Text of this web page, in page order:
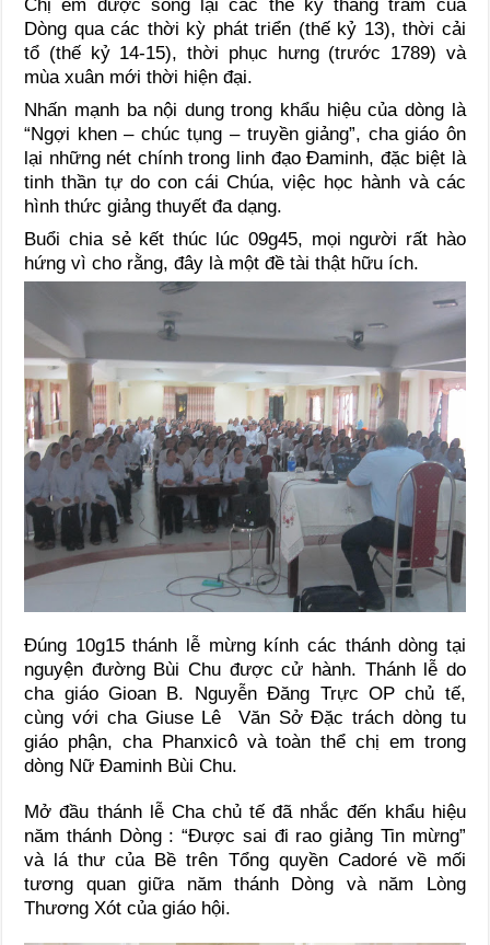
Chị em được sống lại các thế kỷ thăng trầm của
Dòng qua các thời kỳ phát triển (thế kỷ 13), thời cải
tổ (thế kỷ 14-15), thời phục hưng (trước 1789) và
mùa xuân mới thời hiện đại.
Nhấn mạnh ba nội dung trong khẩu hiệu của dòng là
“Ngợi khen – chúc tụng – truyền giảng”, cha giáo ôn
lại những nét chính trong linh đạo Đaminh, đặc biệt là
tinh thần tự do con cái Chúa, việc học hành và các
hình thức giảng thuyết đa dạng.
Buổi chia sẻ kết thúc lúc 09g45, mọi người rất hào
hứng vì cho rằng, đây là một đề tài thật hữu ích.
Đúng 10g15 thánh lễ mừng kính các thánh dòng tại
nguyện đường Bùi Chu được cử hành. Thánh lễ do
cha giáo Gioan B. Nguyễn Đăng Trực OP chủ tế,
cùng với cha Giuse Lê Văn Sở Đặc trách dòng tu
giáo phận, cha Phanxicô và toàn thể chị em trong
dòng Nữ Đaminh Bùi Chu.
Mở đầu thánh lễ Cha chủ tế đã nhắc đến khẩu hiệu
năm thánh Dòng : “Được sai đi rao giảng Tin mừng”
và lá thư của Bề trên Tổng quyền Cadoré về mối
tương quan giữa năm thánh Dòng và năm Lòng
Thương Xót của giáo hội.